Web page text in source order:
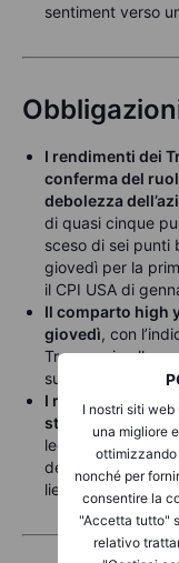
I nostri siti
una migliore
nonché per
consentire la
"Accetta tutto"
relativo
sentiment verso
I rendimenti dei
conferma del
debolezza
di quasi cinque
sceso di sei punti
giovedì per la
il CPI USA di
Il comparto high
giovedì, con
Treasury in
sui massimi
I rendimenti dei
stabilizzati venerdì
leggermente
della BoJ; le
lieve rialzo dopo